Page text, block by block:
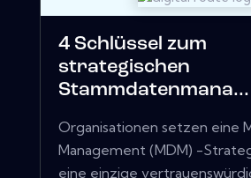
4 Schlüssel zum
strategischen
Stammdatenmana...
Organisationen setzen eine
Management (MDM) -
eine einzige